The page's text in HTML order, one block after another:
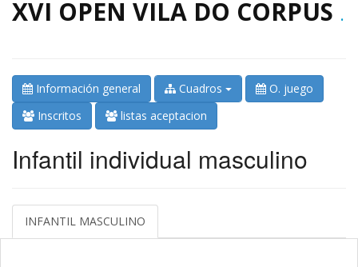
XVI OPEN VILA DO CORPUS .
Información general Cuadros
O. juego
Inscritos
listas aceptacion
Infantil individual masculino
INFANTIL MASCULINO